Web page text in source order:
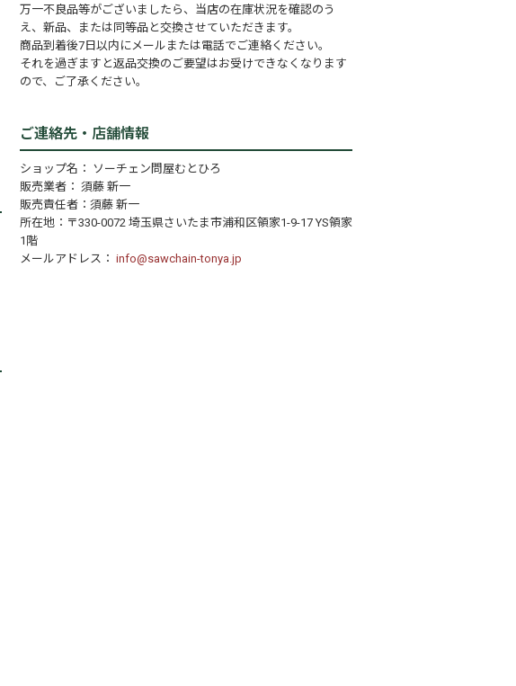
万一不良品等がございましたら、当店の在庫状況を確認のう
え、新品、または同等品と交換させていただきます。
商品到着後7日以内にメールまたは電話でご連絡ください。
それを過ぎますと返品交換のご要望はお受けできなくなります
ので、ご了承ください。
ご連絡先・店舗情報
ショップ名： ソーチェン問屋むとひろ
販売業者： 須藤 新一
販売責任者：須藤 新一
所在地：〒330-0072 埼玉県さいたま市浦和区領家1-9-17 YS領家
1階
メールアドレス： info@sawchain-tonya.jp